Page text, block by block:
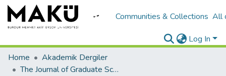
Communities & Collections All
Log In
Home
Akademik Dergiler
The Journal of Graduate School of Natural and Applied Sciences of Mehmet Akif Ersoy University